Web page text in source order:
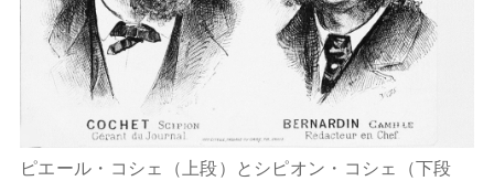
ピエール・コシェ（上段）とシピオン・コシェ（下段